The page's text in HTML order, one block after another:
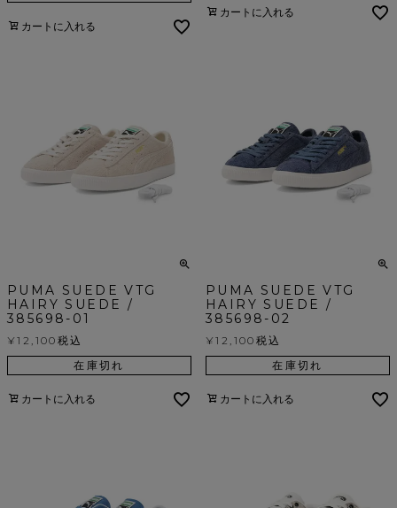
カートに入れる
カートに入れる
PUMA SUEDE VTG
HAIRY SUEDE /
385698-01
¥12,100 税込
在庫切れ
カートに入れる
PUMA SUEDE VTG
HAIRY SUEDE /
385698-02
¥12,100 税込
在庫切れ
カートに入れる